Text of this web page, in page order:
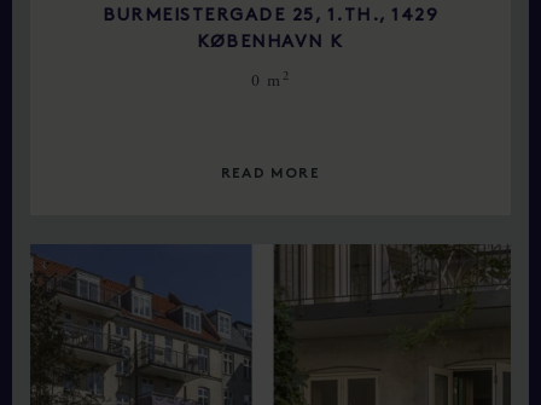
BURMEISTERGADE 25, 1.TH., 1429
KØBENHAVN K
0 m 2
READ MORE